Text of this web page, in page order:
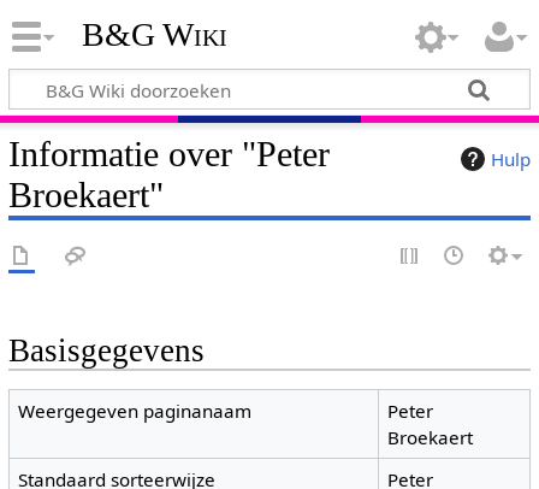
B&G Wiki
Hulp
Informatie over "Peter
Broekaert"
Basisgegevens
Weergegeven paginanaam
Peter
Broekaert
Standaard sorteerwijze
Peter